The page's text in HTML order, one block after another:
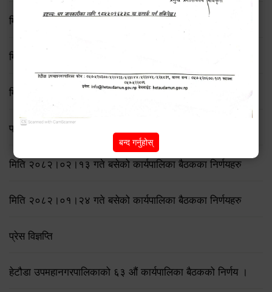
मिति २०८२/८/११ गते बसेको ७५ औँ कार्यपालिका बैठकका निर्णयहरु
मिति २०८२/७/१९ गते बसेको ७४ औँ कार्यपालिका बैठकका निर्णयहरु
मिति २०८२।०६।२३ गते बसेको कार्यपालिका बैठकका निर्णयहरु
प्रेस विज्ञप्ति
मिति २०८२।०२।१३ गते बसेको कार्यपालिका बैठकका निर्णयहरु
मिति २०८२।०१।२४ गते बसेको कार्यपालिका बैठकका निर्णयहरु
प्रेस विज्ञप्ति
हेटौडा उपमहानगरपालिकाको ६३ औं कार्यपालिका बैठकको निर्णय ।
बन्द गर्नुहोस्